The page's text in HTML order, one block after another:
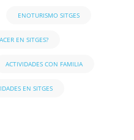
ENOTURISMO SITGES
EN SITGES?
ACTIVIDADES CON FAMILIA
EN SITGES